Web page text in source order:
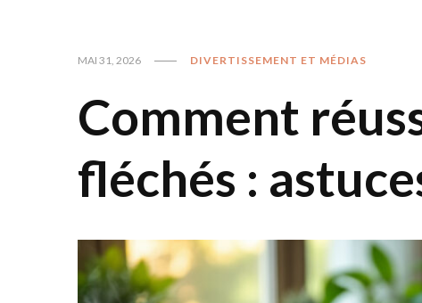
MAI 31, 2026 DIVERTISSEMENT ET MÉDIAS
Comment
fléchés :